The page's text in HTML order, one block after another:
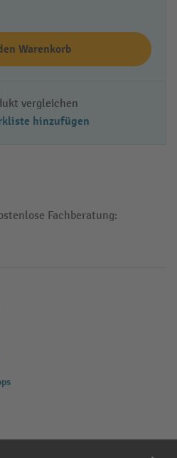
Warenkorb
vergleichen
hinzufügen
Fachberatung: